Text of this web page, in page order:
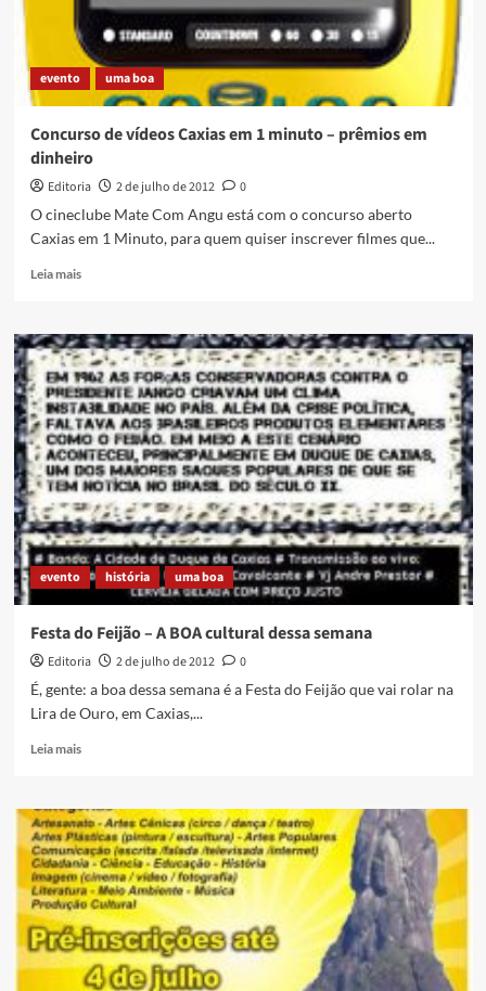
evento uma boa
Concurso de vídeos Caxias em 1 minuto – prêmios em
dinheiro
Editoria 2 de julho de 2012
0
O cineclube Mate Com Angu está com o concurso aberto
Caxias em 1 Minuto, para quem quiser inscrever filmes que...
Leia maisRead
Concurso
de
vídeos
Caxias
em
1
minuto
–
prêmios
em
dinheiro
evento história uma boa
Festa do Feijão – A BOA cultural dessa semana
Editoria 2 de julho de 2012
0
É, gente: a boa dessa semana é a Festa do Feijão que vai rolar na
Lira de Ouro, em Caxias,...
Leia maisRead
Festa
do
Feijão
–
A
BOA
cultural
dessa
semana